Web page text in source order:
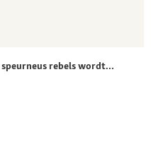
rebels wordt…